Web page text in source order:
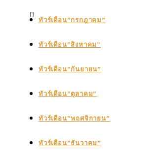
ทัวร์เดือน”กรกฎาคม”
ทัวร์เดือน”สิงหาคม”
ทัวร์เดือน”กันยายน”
ทัวร์เดือน”ตุลาคม”
ทัวร์เดือน”พฤศจิกายน”
ทัวร์เดือน”ธันวาคม”